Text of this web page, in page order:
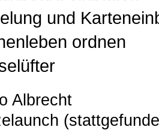
und
ordnen
Albrecht